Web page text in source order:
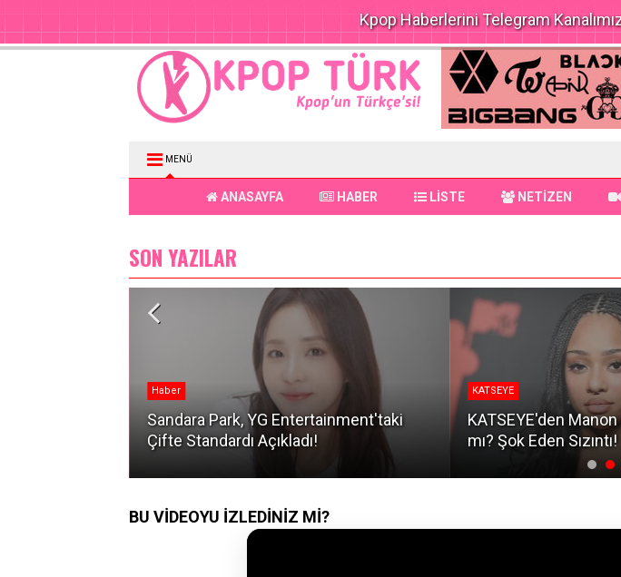
MENÜ
ANASAYFA HABER LİSTE NETİZEN
SON YAZILAR
Haber
Sandara Park, YG Entertainment'taki
Çifte Standardı Açıkladı!
KATSEYE
KATSEYE'den Manon
mı? Şok Eden Sızıntı!
BU VİDEOYU İZLEDİNİZ Mİ?
Kpop Haberlerini Telegram